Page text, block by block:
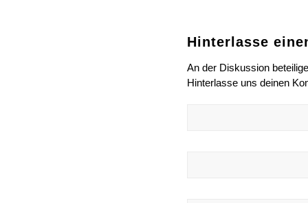
Hinterlasse
An der Diskussion
Hinterlasse uns deinen